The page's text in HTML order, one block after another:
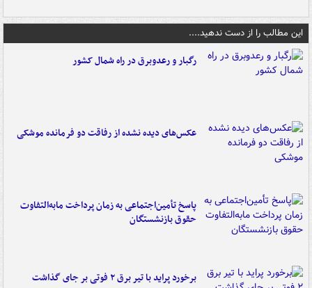
این مطالب را از دست ندهید....
رگبار و رعدوبرق در راه شمال کشور
عکس‌های دیده نشده از رفاقت دو فرمانده‌ موشکی
پاسخ تأمین‌اجتماعی به زمان پرداخت مابه‌التفاوت
حقوق بازنشستگان
برخورد پراید با تیر برق ۲ فوتی بر جای گذاشت